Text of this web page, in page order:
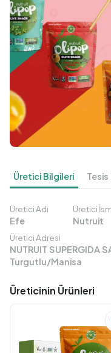
Üretici Bilgileri
Üretici Adı
Efe
Üretici
Nutruit
Üretici Adresi
NUTRUIT SUPERGIDA
Turgutlu/Manisa
Üreticinin Ürünleri